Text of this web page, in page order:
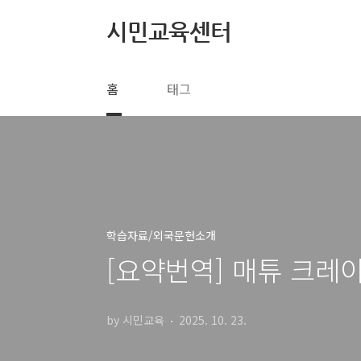
시민교육센터
홈 태그
학습자료/외국문헌소개
[요약번역] 매튜 크레
by 시민교육 2025. 10. 23.